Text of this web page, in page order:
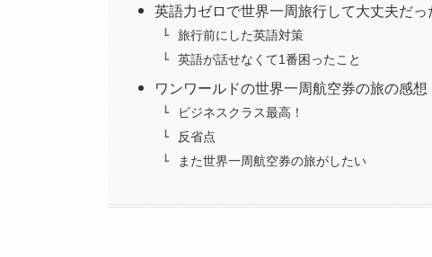
英語力ゼロで世界一周旅行して大丈夫だっ
旅行前にした英語対策
英語が話せなくて1番困ったこと
ワンワールドの世界一周航空券の旅の感想
ビジネスクラス最高！
反省点
また世界一周航空券の旅がしたい